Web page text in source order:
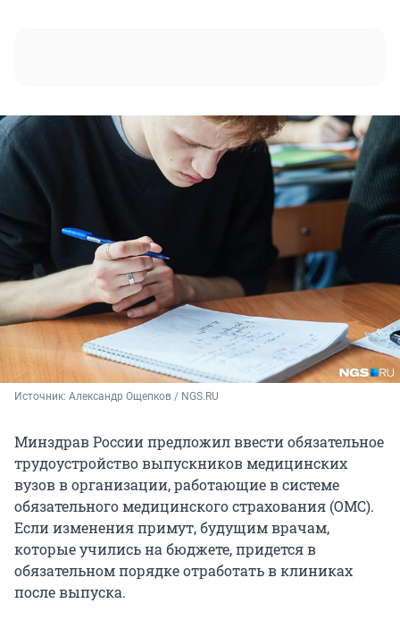
Источник: Александр Ощепков / NGS.RU
Минздрав России предложил ввести обязательное
трудоустройство выпускников медицинских
вузов в организации, работающие в системе
обязательного медицинского страхования (ОМС).
Если изменения примут, будущим врачам,
которые учились на бюджете, придется в
обязательном порядке отработать в клиниках
после выпуска.